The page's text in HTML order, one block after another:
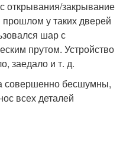
открывания/закрывание
у таких дверей
шар с
прутом. Устройство
заедало и т. д.
совершенно бесшумны,
всех деталей